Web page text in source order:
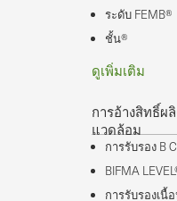
ระดับ FEMB®
ชั้น®
ดูเพิ่มเติม
การอ้างสิทธิ์
แวดล้อม
การรับรอง B
BIFMA
การรับรองเนื้